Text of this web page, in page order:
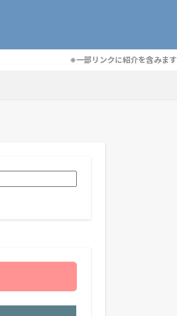
※一部リンクに紹介を含みます